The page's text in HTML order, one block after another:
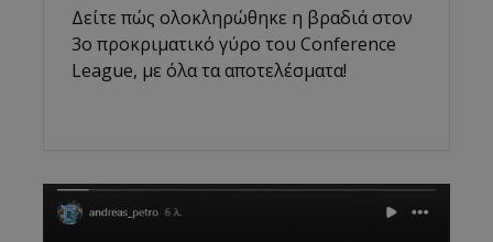
Δείτε πώς ολοκληρώθηκε η βραδιά στον
3ο προκριματικό γύρο του Conference
League, με όλα τα αποτελέσματα!